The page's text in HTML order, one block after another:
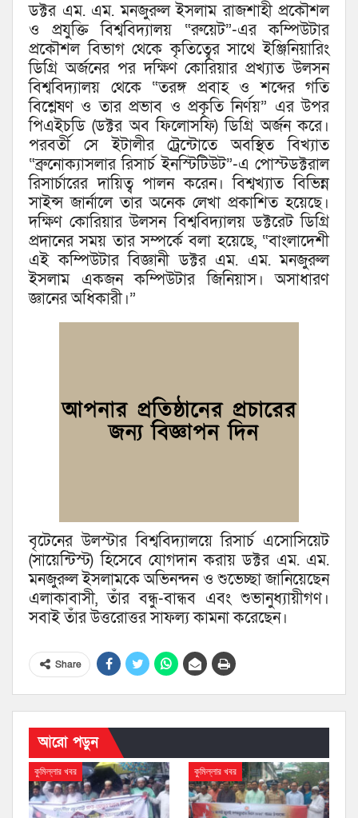
ডক্টর এম. এম. মনজুরুল ইসলাম রাজশাহী প্রকৌশল
ও প্রযুক্তি বিশ্ববিদ্যালয় “রুয়েট”-এর কম্পিউটার
প্রকৌশল বিভাগ থেকে কৃতিত্বের সাথে ইঞ্জিনিয়ারিং
ডিগ্রি অর্জনের পর দক্ষিণ কোরিয়ার প্রখ্যাত উলসন
বিশ্ববিদ্যালয় থেকে “তরঙ্গ প্রবাহ ও শব্দের গতি
বিশ্লেষণ ও তার প্রভাব ও প্রকৃতি নির্ণয়” এর উপর
পিএইচডি (ডক্টর অব ফিলোসফি) ডিগ্রি অর্জন করে।
পরবর্তী সে ইটালীর ট্রেন্টোতে অবস্থিত বিখ্যাত
“ব্রুনোক্যাসলার রিসার্চ ইনস্টিটিউট”-এ পোস্টডক্টরাল
রিসার্চারের দায়িত্ব পালন করেন। বিশ্বখ্যাত বিভিন্ন
সাইন্স জার্নালে তার অনেক লেখা প্রকাশিত হয়েছে।
দক্ষিণ কোরিয়ার উলসন বিশ্ববিদ্যালয় ডক্টরেট ডিগ্রি
প্রদানের সময় তার সম্পর্কে বলা হয়েছে, “বাংলাদেশী
এই কম্পিউটার বিজ্ঞানী ডক্টর এম. এম. মনজুরুল
ইসলাম একজন কম্পিউটার জিনিয়াস। অসাধারণ
জ্ঞানের অধিকারী।”
বৃটেনের উলস্টার বিশ্ববিদ্যালয়ে রিসার্চ এসোসিয়েট
(সায়েন্টিস্ট) হিসেবে যোগদান করায় ডক্টর এম. এম.
মনজুরুল ইসলামকে অভিনন্দন ও শুভেচ্ছা জানিয়েছেন
এলাকাবাসী, তাঁর বন্ধু-বান্ধব এবং শুভানুধ্যায়ীগণ।
সবাই তাঁর উত্তরোত্তর সাফল্য কামনা করেছেন।
Share
আরো পড়ুন
কুমিল্লার খবর কুমিল্লার খবর